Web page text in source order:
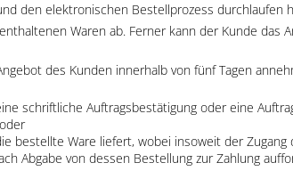
den elektronischen Bestellprozess
Waren ab. Ferner kann der Kunde
des Kunden innerhalb von fünf Tagen
schriftliche Auftragsbestätigung oder eine
bestellte Ware liefert, wobei insoweit der
Abgabe von dessen Bestellung zur Zahlung